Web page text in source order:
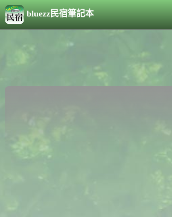
bluezz民宿筆記本